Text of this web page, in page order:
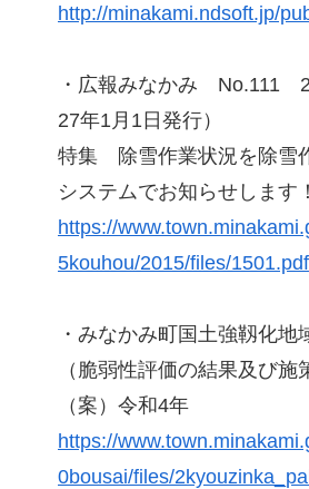
http://minakami.ndsoft.jp/
・広報みなかみ
27年1月1日発行）
特集 除雪作業状況を除雪
システムでお知らせします！
https://
5kouhou/2015/files/1501.pdf
・みなかみ町国土強靱化地
（脆弱性評価の結果及び施
（案）令和4年
https://
0bousai/files/